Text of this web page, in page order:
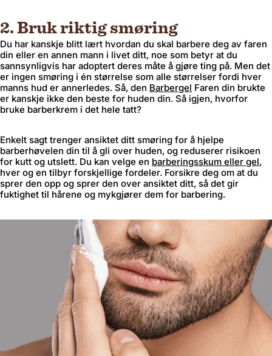
2. Bruk riktig smøring
Du har kanskje blitt lært hvordan du skal barbere deg av faren
din eller en annen mann i livet ditt, noe som betyr at du
sannsynligvis har adoptert deres måte å gjøre ting på. Men det
er ingen smøring i én størrelse som alle størrelser fordi hver
manns hud er annerledes. Så, den Barbergel Faren din brukte
er kanskje ikke den beste for huden din. Så igjen, hvorfor
bruke barberkrem i det hele tatt?
Enkelt sagt trenger ansiktet ditt smøring for å hjelpe
barberhøvelen din til å gli over huden, og reduserer risikoen
for kutt og utslett. Du kan velge en barberingsskum eller gel,
hver og en tilbyr forskjellige fordeler. Forsikre deg om at du
sprer den opp og sprer den over ansiktet ditt, så det gir
fuktighet til hårene og mykgjører dem for barbering.